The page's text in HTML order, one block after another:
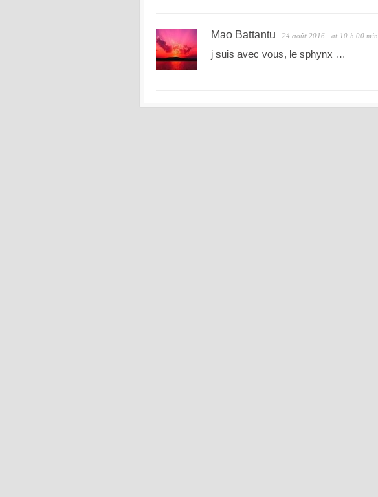
Mao Battantu 24 août 2016 at 10 h 00 min
j suis avec vous, le sphynx …